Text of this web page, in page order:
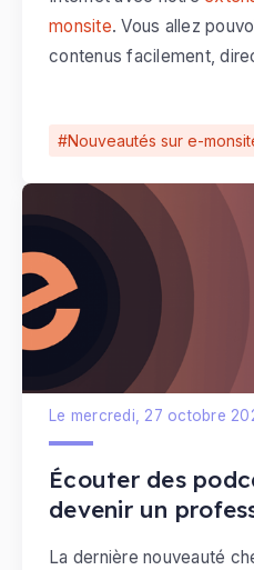
Nouveautés sur e-
monsite. Vous allez
contenus facilement,
Écouter des
devenir un
Le mercredi, 27 octobre
La dernière nouveauté